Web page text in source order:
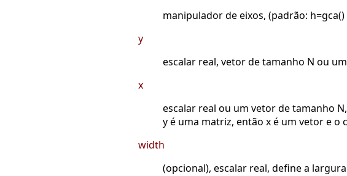
manipulador de eixos, (padrão: h=gca()
y
escalar real, vetor de tamanho N ou
x
escalar real ou um vetor de tamanho
y é uma matriz, então x é um vetor e
width
(opcional), escalar real, define a